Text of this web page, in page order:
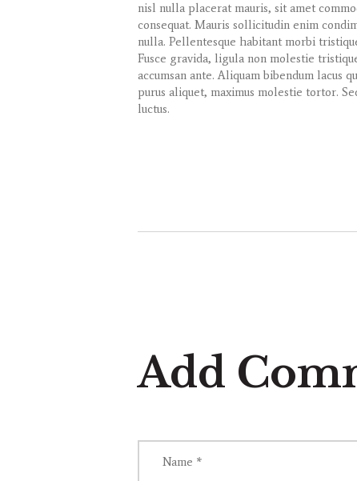
nisl nulla placerat mauris, sit amet
consequat. Mauris sollicitudin enim
nulla. Pellentesque habitant morbi
Fusce gravida, ligula non molestie
accumsan ante. Aliquam bibendum lacus
purus aliquet, maximus molestie tortor.
luctus.
Add